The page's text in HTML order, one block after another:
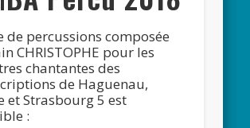
de percussions composée
CHRISTOPHE pour les
chantantes des
de Haguenau,
et Strasbourg 5 est
: